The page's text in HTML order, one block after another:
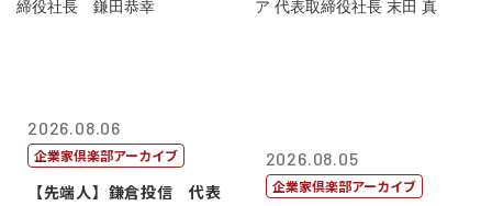
2026.08.06
企業家倶楽部アーカイブ
【先端人】鎌倉投信 代表
2026.08.05
企業家倶楽部アーカイブ